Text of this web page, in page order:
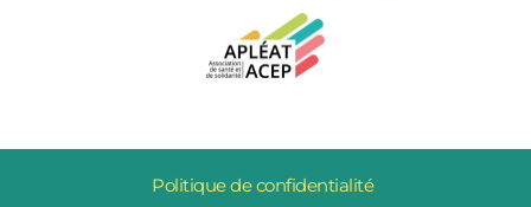
Politique de confidentialité